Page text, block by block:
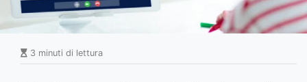
3 minuti di lettura